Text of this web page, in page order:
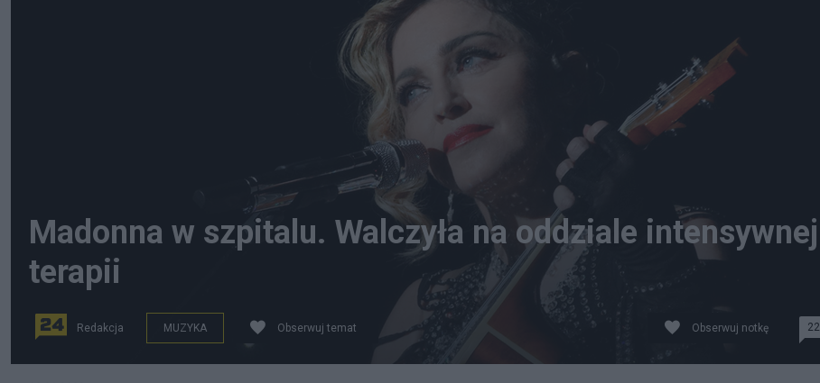
Madonna w szpitalu. Walczyła na oddziale intensywnej
terapii
Redakcja MUZYKA Obserwuj temat Obserwuj notkę 22